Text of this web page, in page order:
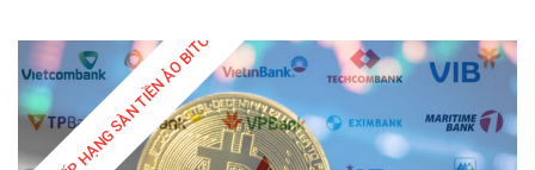
XẾP HẠNG SÀN TIỀN ẢO BITCOIN